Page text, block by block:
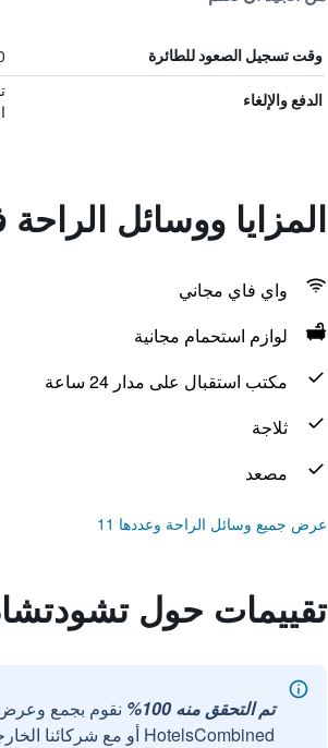
وقت تسجيل الصعود للطائرة
الدفع والإلغاء
المزايا ووسائل
واي فاي مجاني
لوازم استحمام مجانية
مكتب استقبال على مدار 24 ساعة
ثلاجة
مصعد
عرض جميع وسائل الراحة وعددها 11
تقييمات حول
تم التحقق منه 100%
نقوم بجمع وعرض
HotelsCombined أو مع شركائنا الخارجيين الموثوقين.